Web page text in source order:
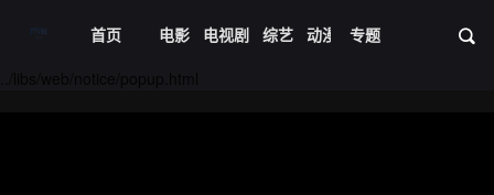
首页 电影 电视剧 综艺 动漫 短剧大全 资
专题